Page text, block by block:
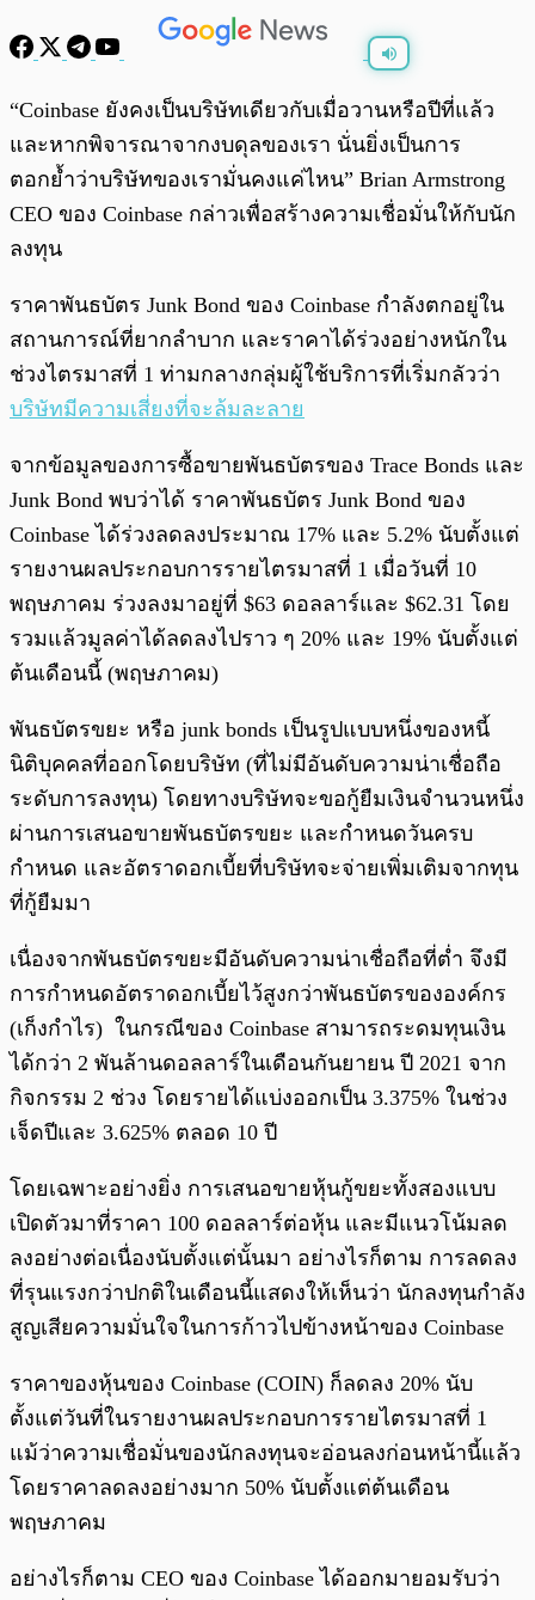
พร้อมเล่น 0:00/0:00
“Coinbase ยังคงเป็นบริษัทเดียวกับเมื่อวานหรือปีที่แล้ว
และหากพิจารณาจากงบดุลของเรา นั่นยิ่งเป็นการ
ตอกย้ำว่าบริษัทของเรามั่นคงแค่ไหน” Brian Armstrong
CEO ของ Coinbase กล่าวเพื่อสร้างความเชื่อมั่นให้กับนัก
ลงทุน
ราคาพันธบัตร Junk Bond ของ Coinbase กำลังตกอยู่ใน
สถานการณ์ที่ยากลำบาก และราคาได้ร่วงอย่างหนักใน
ช่วงไตรมาสที่ 1 ท่ามกลางกลุ่มผู้ใช้บริการที่เริ่มกลัวว่า
บริษัทมีความเสี่ยงที่จะล้มละลาย
จากข้อมูลของการซื้อขายพันธบัตรของ Trace Bonds และ
Junk Bond พบว่าได้ ราคาพันธบัตร Junk Bond ของ
Coinbase ได้ร่วงลดลงประมาณ 17% และ 5.2% นับตั้งแต่
รายงานผลประกอบการรายไตรมาสที่ 1 เมื่อวันที่ 10
พฤษภาคม ร่วงลงมาอยู่ที่ $63 ดอลลาร์และ $62.31 โดย
รวมแล้วมูลค่าได้ลดลงไปราว ๆ 20% และ 19% นับตั้งแต่
ต้นเดือนนี้ (พฤษภาคม)
พันธบัตรขยะ หรือ junk bonds เป็นรูปแบบหนึ่งของหนี้
นิติบุคคลที่ออกโดยบริษัท (ที่ไม่มีอันดับความน่าเชื่อถือ
ระดับการลงทุน) โดยทางบริษัทจะขอกู้ยืมเงินจำนวนหนึ่ง
ผ่านการเสนอขายพันธบัตรขยะ และกำหนดวันครบ
กำหนด และอัตราดอกเบี้ยที่บริษัทจะจ่ายเพิ่มเติมจากทุน
ที่กู้ยืมมา
เนื่องจากพันธบัตรขยะมีอันดับความน่าเชื่อถือที่ต่ำ จึงมี
การกำหนดอัตราดอกเบี้ยไว้สูงกว่าพันธบัตรขององค์กร
(เก็งกำไร) ในกรณีของ Coinbase สามารถระดมทุนเงิน
ได้กว่า 2 พันล้านดอลลาร์ในเดือนกันยายน ปี 2021 จาก
กิจกรรม 2 ช่วง โดยรายได้แบ่งออกเป็น 3.375% ในช่วง
เจ็ดปีและ 3.625% ตลอด 10 ปี
โดยเฉพาะอย่างยิ่ง การเสนอขายหุ้นกู้ขยะทั้งสองแบบ
เปิดตัวมาที่ราคา 100 ดอลลาร์ต่อหุ้น และมีแนวโน้มลด
ลงอย่างต่อเนื่องนับตั้งแต่นั้นมา อย่างไรก็ตาม การลดลง
ที่รุนแรงกว่าปกติในเดือนนี้แสดงให้เห็นว่า นักลงทุนกำลัง
สูญเสียความมั่นใจในการก้าวไปข้างหน้าของ Coinbase
ราคาของหุ้นของ Coinbase (COIN) ก็ลดลง 20% นับ
ตั้งแต่วันที่ในรายงานผลประกอบการรายไตรมาสที่ 1
แม้ว่าความเชื่อมั่นของนักลงทุนจะอ่อนลงก่อนหน้านี้แล้ว
โดยราคาลดลงอย่างมาก 50% นับตั้งแต่ต้นเดือน
พฤษภาคม
อย่างไรก็ตาม CEO ของ Coinbase ได้ออกมายอมรับว่า